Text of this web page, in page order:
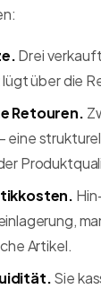
Drei
über die
Retouren.
eine
Artikel.
Sie